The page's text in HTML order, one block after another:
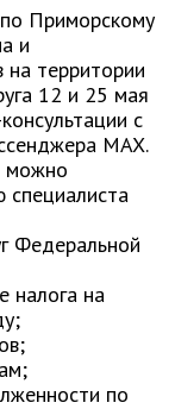
Приморскому
и
на территории
12 и 25 мая
с
MAX.
можно
специалиста
Федеральной
налога на
по